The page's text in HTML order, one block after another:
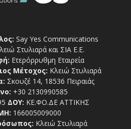
Say Yes Communications
Στυλιαρά και ΣΙΑ Ε.Ε.
Ετερόρρυθμη Εταιρεία
Μέτοχος: Κλειώ Στυλιαρά
Σκουζέ 14, 18536 Πειραιάς
+30 2130990585
ΔΟΥ: ΚΕ.ΦΟ.ΔΕ ΑΤΤΙΚΗΣ
166005009000
Κλειώ Στυλιαρά